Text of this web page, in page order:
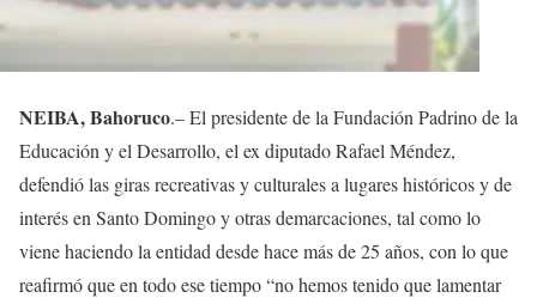
NEIBA, Bahoruco.– El presidente de la Fundación Padrino de la
Educación y el Desarrollo, el ex diputado Rafael Méndez,
defendió las giras recreativas y culturales a lugares históricos y de
interés en Santo Domingo y otras demarcaciones, tal como lo
viene haciendo la entidad desde hace más de 25 años, con lo que
reafirmó que en todo ese tiempo “no hemos tenido que lamentar